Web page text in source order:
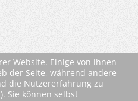
Website. Einige von ihnen
der Seite, während andere
die Nutzererfahrung zu
Sie können selbst